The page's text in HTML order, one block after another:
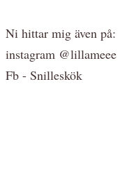
Ni hittar mig även på:
instagram @lillameee
Fb - Snilleskök